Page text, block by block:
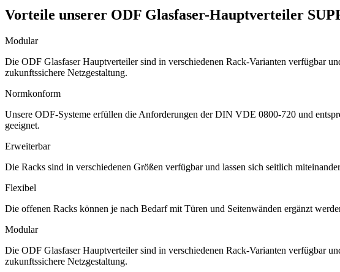
Vorteile unserer ODF Glasfaser-Hauptverteiler
Modular
Die ODF Glasfaser Hauptverteiler sind in verschiedenen Rack-Varianten verfügbar
zukunftssichere Netzgestaltung.
Normkonform
Unsere ODF-Systeme erfüllen die Anforderungen der DIN VDE 0800-720 und
geeignet.
Erweiterbar
Die Racks sind in verschiedenen Größen verfügbar und lassen sich seitlich
Flexibel
Die offenen Racks können je nach Bedarf mit Türen und Seitenwänden ergänzt
Modular
Die ODF Glasfaser Hauptverteiler sind in verschiedenen Rack-Varianten verfügbar
zukunftssichere Netzgestaltung.